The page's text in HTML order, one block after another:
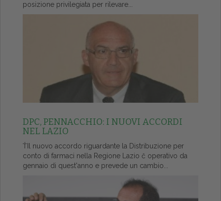
posizione privilegiata per rilevare...
DPC, PENNACCHIO: I NUOVI ACCORDI
NEL LAZIO
ŤIl nuovo accordo riguardante la Distribuzione per
conto di farmaci nella Regione Lazio č operativo da
gennaio di quest'anno e prevede un cambio...